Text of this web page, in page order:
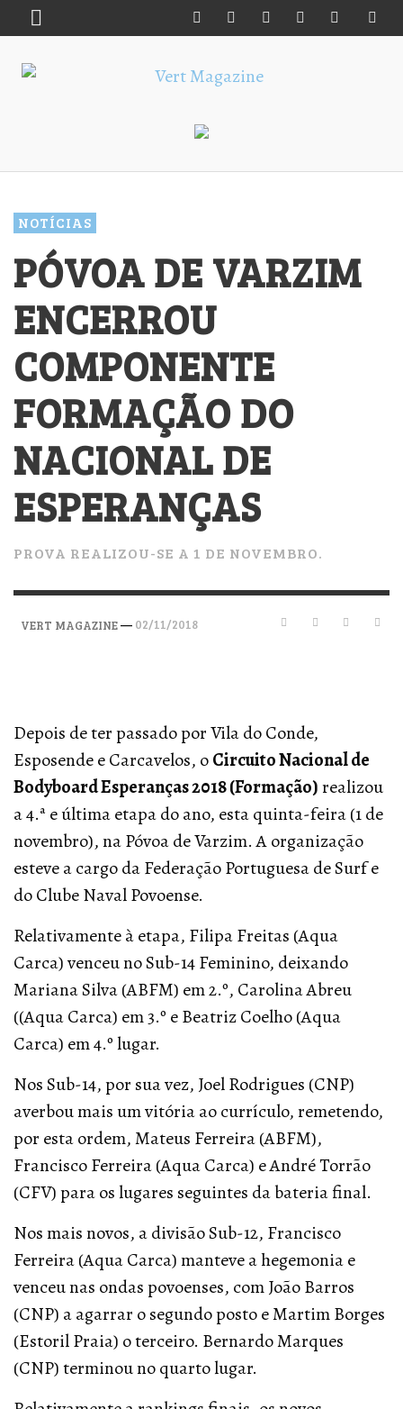
NOTÍCIAS
PÓVOA DE VARZIM
ENCERROU
COMPONENTE
FORMAÇÃO DO
NACIONAL DE
ESPERANÇAS
PROVA REALIZOU-SE A 1 DE NOVEMBRO.
VERT MAGAZINE— 02/11/2018
Depois de ter passado por Vila do Conde,
Esposende e Carcavelos, oCircuito Nacional de
Bodyboard Esperanças 2018 (Formação)realizou
a 4.ª e última etapa do ano, esta quinta-feira (1 de
novembro), na Póvoa de Varzim. A organização
esteve a cargo da Federação Portuguesa de Surf e
do Clube Naval Povoense.
Relativamente à etapa, Filipa Freitas (Aqua
Carca) venceu no Sub-14 Feminino, deixando
Mariana Silva (ABFM) em 2.º, Carolina Abreu
((Aqua Carca) em 3.º e Beatriz Coelho (Aqua
Carca) em 4.º lugar.
Nos Sub-14, por sua vez, Joel Rodrigues (CNP)
averbou mais um vitória ao currículo, remetendo,
por esta ordem, Mateus Ferreira (ABFM),
Francisco Ferreira (Aqua Carca) e André Torrão
(CFV) para os lugares seguintes da bateria final.
Nos mais novos, a divisão Sub-12, Francisco
Ferreira (Aqua Carca) manteve a hegemonia e
venceu nas ondas povoenses, com João Barros
(CNP) a agarrar o segundo posto e Martim Borges
(Estoril Praia) o terceiro. Bernardo Marques
(CNP) terminou no quarto lugar.